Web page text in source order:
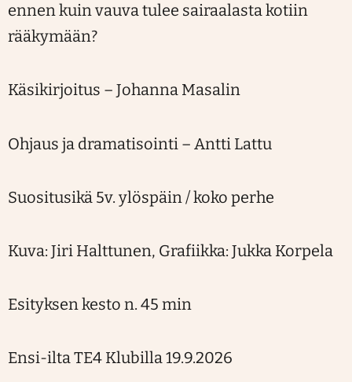
ennen kuin vauva tulee sairaalasta kotiin
rääkymään?
Käsikirjoitus – Johanna Masalin
Ohjaus ja dramatisointi – Antti Lattu
Suositusikä 5v. ylöspäin / koko perhe
Kuva: Jiri Halttunen, Grafiikka: Jukka Korpela
Esityksen kesto n. 45 min
Ensi-ilta TE4 Klubilla 19.9.2026